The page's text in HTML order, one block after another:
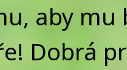
aby mu
Dobrá